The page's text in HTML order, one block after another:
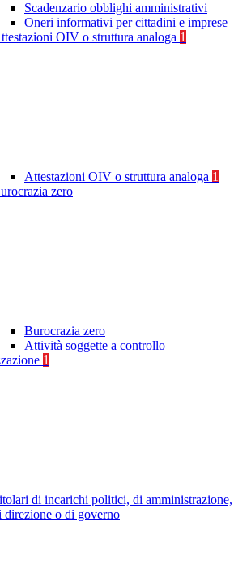
Scadenzario obblighi amministrativi
Oneri informativi per cittadini e imprese
OIV o struttura analoga 1
Attestazioni OIV o struttura analoga 1
zero
Burocrazia zero
Attività soggette a controllo
1
di incarichi politici, di amministrazione,
direzione o di governo